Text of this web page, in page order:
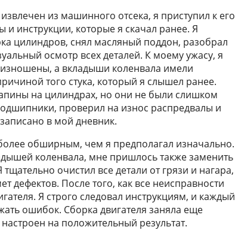
из машинного отсека, я приступил к его
инструкции, которые я скачал ранее. Я
цилиндров, снял масляный поддон, разобрал
осмотр всех деталей. К моему ужасу, я
а вкладыши коленвала имели
того стука, который я слышел ранее.
на цилиндрах, но они не были слишком
проверил на износ распредвалы и
в мой дневник.
обширным, чем я предполагал изначально.
коленвала, мне пришлось также заменить
очистил все детали от грязи и нагара,
дефектов. После того, как все неисправности
Я строго следовал инструкциям, и каждый
ошибок. Сборка двигателя заняла еще
на положительный результат.